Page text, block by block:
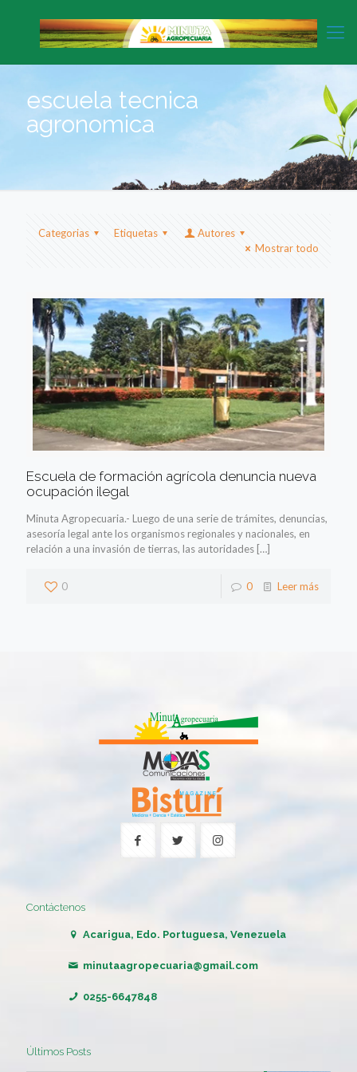
escuela tecnica
agronomica
Categorias Etiquetas
Autores
Mostrar todo
Escuela de formación agrícola denuncia nueva
ocupación ilegal
Minuta Agropecuaria.- Luego de una serie de trámites, denuncias,
asesoría legal ante los organismos regionales y nacionales, en
relación a una invasión de tierras, las autoridades […]
0 0 Leer más
Contáctenos
Acarigua, Edo. Portuguesa, Venezuela
minutaagropecuaria@gmail.com
0255-6647848
Últimos Posts